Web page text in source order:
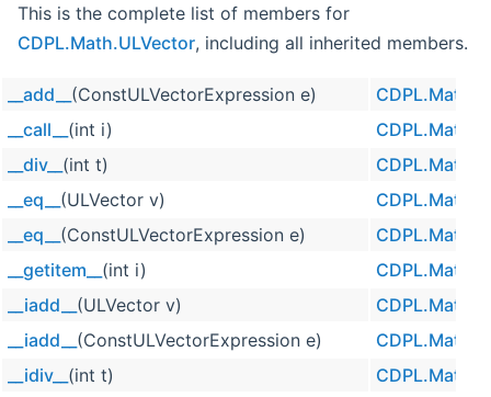
This is the complete list of members for
CDPL.Math.ULVector, including all inherited members.
__add__ (ConstULVectorExpression e)
__call__ (int i)
__div__ (int t)
__eq__ (ULVector v)
__eq__ (ConstULVectorExpression e)
__getitem__ (int i)
__iadd__ (ULVector v)
__iadd__ (ConstULVectorExpression e)
__idiv__ (int t)